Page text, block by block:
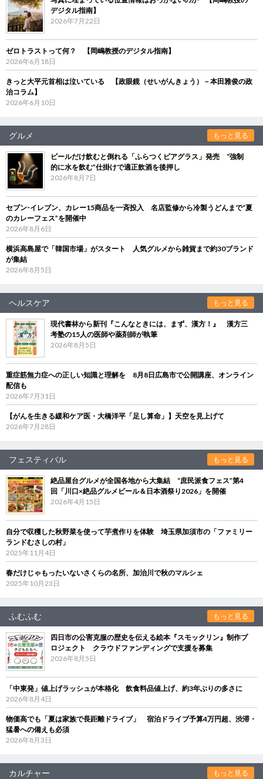
デジタル指南】
2026年7月22日
ゼロトラストって何？ 【岡嶋教授のデジタル指南】
2026年6月18日
きっと大平元首相は泣いている 【政眼鏡（せいがんきょう）－本田雅俊の政
治コラム】
2026年6月10日
グルメ もっと見る
ビールだけ飲むと倒れる「ふらつくビアグラス」発売 “強制
的に水を飲む”仕掛けで適正飲酒を後押し
2026年8月7日
セブン‐イレブン、カレー15商品を一斉投入 名店監修から冷製うどんまで“夏
のカレーフェス”を開催中
2026年8月6日
横浜高島屋で「韓国市場」がスタート 人気グルメから雑貨まで約30ブランド
が集結
2026年8月5日
ヘルスケア もっと見る
現代書林から新刊『こんなときには、まず、漢方！』 漢方三
考塾の15人の医師や薬剤師が執筆
2026年8月5日
重症筋無力症への正しい知識と理解を 8月8日広島市で公開講座、オンライン
配信も
2026年7月31日
【がんを生きる緩和ケア医・大橋洋平「足し算命」】天空を見上げて
2026年7月28日
フェスティバル もっと見る
絶品屋台グルメが全国各地から大集結 “庶民派食フェス”第4
回「川口×絶品グルメビール＆日本酒祭り2026」を開催
2026年4月15日
自分で収穫した秋野菜を使って芋煮作りを体験 埼玉県加須市の「ファミリー
ランドむさしの村」
2025年11月4日
春だけじゃもったいないさくらの名所、加治川で秋のマルシェ
2025年10月23日
ふむふむ もっと見る
四日市の公害克服の歴史を伝える絵本『スモックリン』制作プ
ロジェクト クラウドファンディングで支援を募集
2026年8月5日
「中東発」値上げラッシュが本格化 飲食料品値上げ、約3年ぶりの多さに
2026年8月4日
物価高でも「夏は家族で長距離ドライブ」 宿泊ドライブ予算4万円超、渋滞・
猛暑への備えも必須
2026年8月3日
カルチャー もっと見る